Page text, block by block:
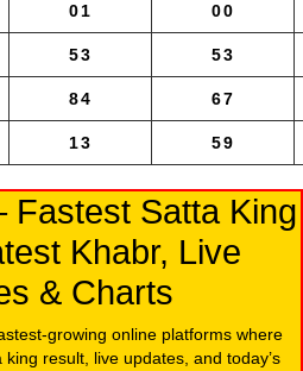
01 00
53 53
84 67
13 59
Fastest Satta King
Khabr, Live
& Charts
growing online platforms where
result, live updates, and today’s